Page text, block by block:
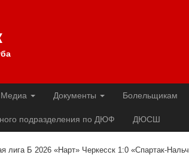
Медиа Документы Болельщикам
подразделения по ДЮФ ДЮСШ
лига Б 2026 «Нарт» Черкесск 1:0 «Спартак-